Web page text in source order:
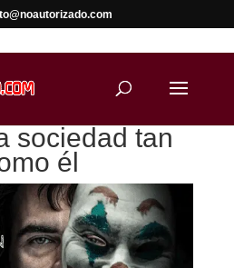
sociedad tan
él